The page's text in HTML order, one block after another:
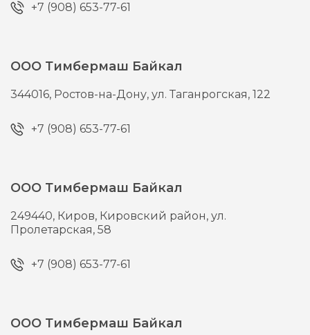
+7 (908) 653-77-61
ООО Тимбермаш Байкал
344016, Ростов-на-Дону,ул. Таганрогская, 122
+7 (908) 653-77-61
ООО Тимбермаш Байкал
249440, Киров, Кировский район, ул.
Пролетарская, 58
+7 (908) 653-77-61
ООО Тимбермаш Байкал